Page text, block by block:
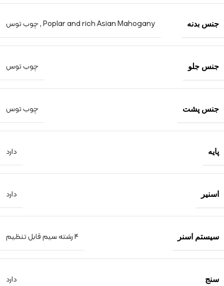
جنس بدنه Poplar and rich Asian Mahogany
,چوب توس
جنس جلو چوب توس
جنس پشت چوب توس
پایه دارد
اسنیر دارد
سیستم اسنر 4 رشته سیم قابل تنظیم
سنج دارد